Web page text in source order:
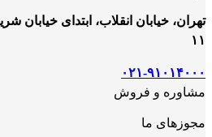
تهران، خیابان انقلاب، ابتدای خیابان
۱۱
۰۲۱-۹۱۰۱۴۰۰۰
مشاوره و فروش
مجوزهای ما